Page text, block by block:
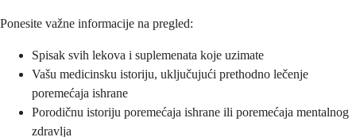
Ponesite važne informacije na pregled:
Spisak svih lekova i suplemenata koje uzimate
Vašu medicinsku istoriju, uključujući prethodno lečenje
poremećaja ishrane
Porodičnu istoriju poremećaja ishrane ili poremećaja mentalnog
zdravlja